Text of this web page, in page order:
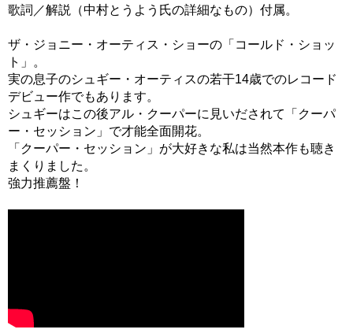
歌詞／解説（中村とうよう氏の詳細なもの）付属。
ザ・ジョニー・オーティス・ショーの「コールド・ショッ
ト」。
実の息子のシュギー・オーティスの若干14歳でのレコード
デビュー作でもあります。
シュギーはこの後アル・クーパーに見いだされて「クーパ
ー・セッション」で才能全面開花。
「クーパー・セッション」が大好きな私は当然本作も聴き
まくりました。
強力推薦盤！